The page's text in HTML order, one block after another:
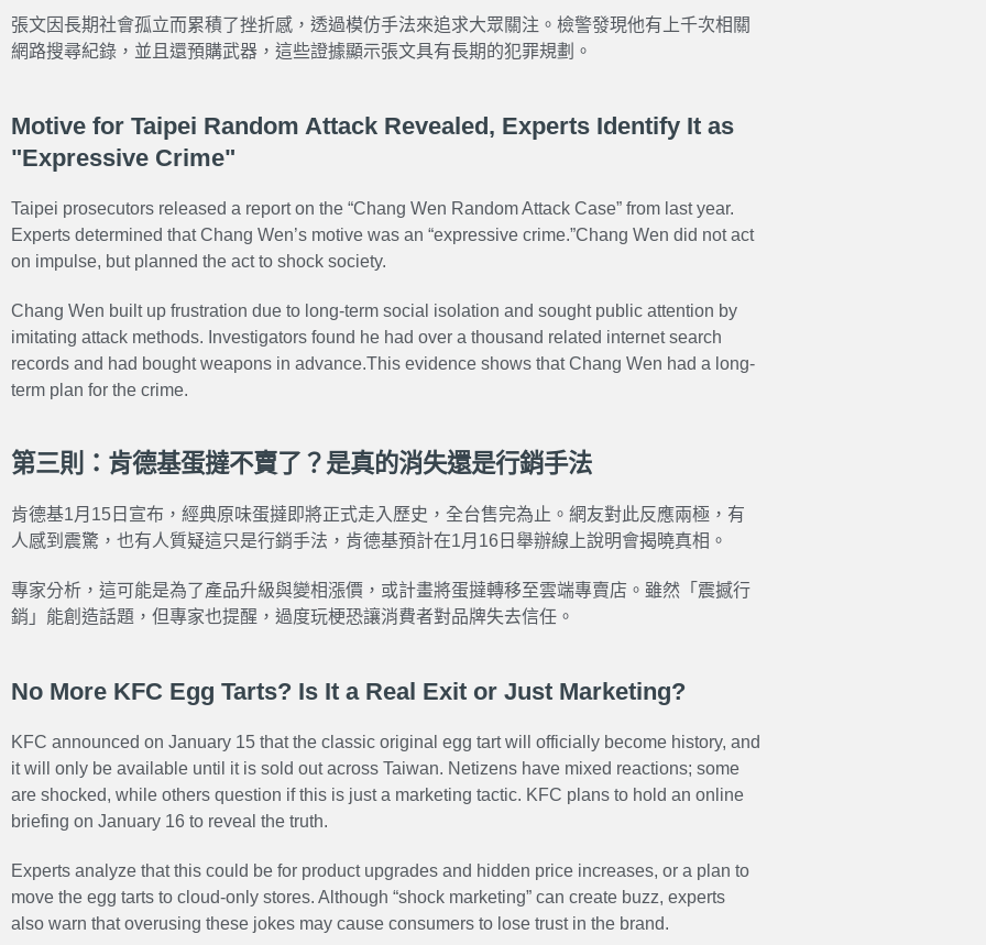
張文因長期社會孤立而累積了挫折感，透過模仿手法來追求大眾關注。檢警發現他有上千次相關
網路搜尋紀錄，並且還預購武器，這些證據顯示張文具有長期的犯罪規劃。
Motive for Taipei Random Attack Revealed, Experts Identify It as
"Expressive Crime"
Taipei prosecutors released a report on the “Chang Wen Random Attack Case” from last year.
Experts determined that Chang Wen’s motive was an “expressive crime.”Chang Wen did not act
on impulse, but planned the act to shock society.
Chang Wen built up frustration due to long-term social isolation and sought public attention by
imitating attack methods. Investigators found he had over a thousand related internet search
records and had bought weapons in advance.This evidence shows that Chang Wen had a long-
term plan for the crime.
第三則：肯德基蛋撻不賣了？是真的消失還是行銷手法
肯德基1月15日宣布，經典原味蛋撻即將正式走入歷史，全台售完為止。網友對此反應兩極，有
人感到震驚，也有人質疑這只是行銷手法，肯德基預計在1月16日舉辦線上說明會揭曉真相。
專家分析，這可能是為了產品升級與變相漲價，或計畫將蛋撻轉移至雲端專賣店。雖然「震撼行
銷」能創造話題，但專家也提醒，過度玩梗恐讓消費者對品牌失去信任。
No More KFC Egg Tarts? Is It a Real Exit or Just Marketing?
KFC announced on January 15 that the classic original egg tart will officially become history, and
it will only be available until it is sold out across Taiwan. Netizens have mixed reactions; some
are shocked, while others question if this is just a marketing tactic. KFC plans to hold an online
briefing on January 16 to reveal the truth.
Experts analyze that this could be for product upgrades and hidden price increases, or a plan to
move the egg tarts to cloud-only stores. Although “shock marketing” can create buzz, experts
also warn that overusing these jokes may cause consumers to lose trust in the brand.